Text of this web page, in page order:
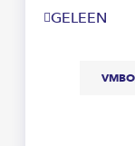
GELEEN